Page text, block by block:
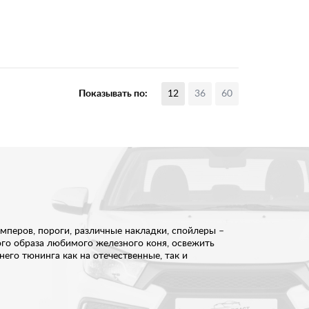
Показывать по: 12 36 60
пороги, различные накладки, спойлеры –
образа любимого железного коня, освежить
тюнинга как на отечественные, так и